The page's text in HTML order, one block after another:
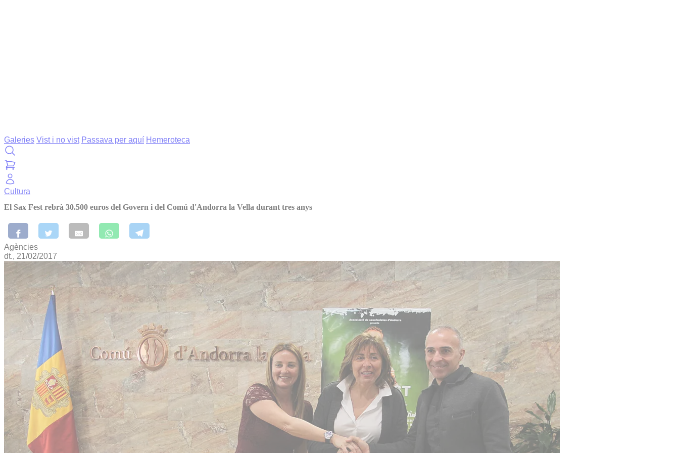
Galeries Vist i no vist Passava per aquí Hemeroteca
Cultura
El Sax Fest rebrà 30.500 euros del Govern i del Comú d'Andorra la Vella durant tres anys
Agències
dt., 21/02/2017